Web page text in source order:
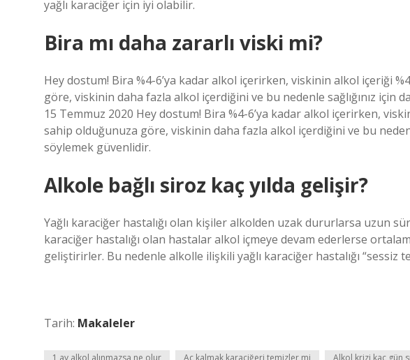
yağlı karaciğer için iyi olabilir.
Bira mı daha zararlı viski mi?
Hey dostum! Bira %4-6’ya kadar alkol içerirken, viskinin alkol içeriği
göre, viskinin daha fazla alkol içerdiğini ve bu nedenle sağlığınız için
15 Temmuz 2020 Hey dostum! Bira %4-6’ya kadar alkol içerirken,
sahip olduğunuza göre, viskinin daha fazla alkol içerdiğini ve bu
söylemek güvenlidir.
Alkole bağlı siroz kaç yılda gelişir?
Yağlı karaciğer hastalığı olan kişiler alkolden uzak dururlarsa uzun
karaciğer hastalığı olan hastalar alkol içmeye devam ederlerse
geliştirirler. Bu nedenle alkolle ilişkili yağlı karaciğer hastalığı “sessiz
Tarih: Makaleler
1 ay alkol alınmazsa ne olur Aç kalmak karaciğeri temizler mi Alkol krizi kaç gün